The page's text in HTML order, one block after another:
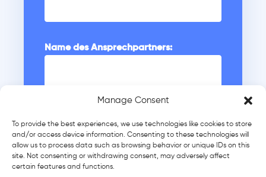
Manage Consent
To provide the best experiences, we use technologies like cookies to store
and/or access device information. Consenting to these technologies will
allow us to process data such as browsing behavior or unique IDs on this
site. Not consenting or withdrawing consent, may adversely affect
certain features and functions.
Name des Ansprechpartners:
+995